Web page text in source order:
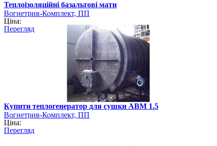
Теплоізоляційні базальтові мати
Вогнетрив-Комплект, ПП
Ціна:
Перегляд
Купити теплогенератор для сушки АВМ 1.5
Вогнетрив-Комплект, ПП
Ціна:
Перегляд